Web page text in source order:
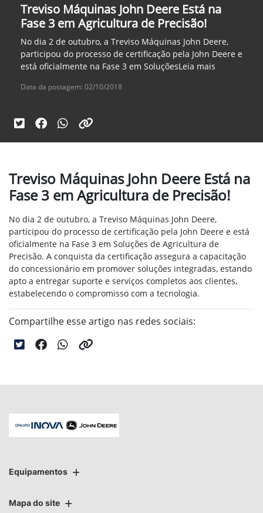
Treviso Máquinas John Deere Está na
Fase 3 em Agricultura de Precisão!
No dia 2 de outubro, a Treviso Máquinas John Deere,
participou do processo de certificação pela John Deere e
está oficialmente na Fase 3 em SoluçõesLeia mais
Data da postagem: 02/10/2018
Treviso Máquinas John Deere Está na
Fase 3 em Agricultura de Precisão!
No dia 2 de outubro, a Treviso Máquinas John Deere,
participou do processo de certificação pela John Deere e está
oficialmente na Fase 3 em Soluções de Agricultura de
Precisão. A conquista da certificação assegura a capacitação
do concessionário em promover soluções integradas, estando
apto a entregar suporte e serviços completos aos clientes,
estabelecendo o compromisso com a tecnologia.
Compartilhe esse artigo nas redes sociais:
Equipamentos
Mapa do site